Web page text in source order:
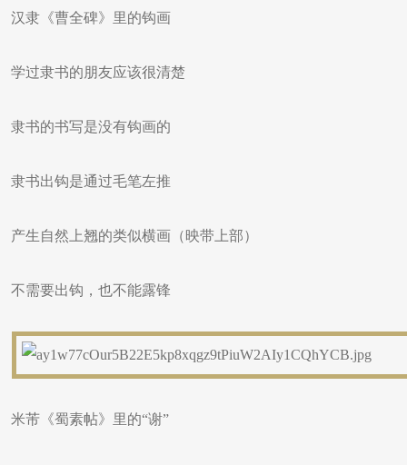
汉隶《曹全碑》里的钩画
学过隶书的朋友应该很清楚
隶书的书写是没有钩画的
隶书出钩是通过毛笔左推
产生自然上翘的类似横画（映带上部）
不需要出钩，也不能露锋
米芾《蜀素帖》里的“谢”